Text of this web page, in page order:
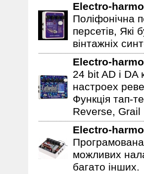
Electro-
Поліфонічна
персетів, Які
вінтажніх
Electro-
24 bit AD і
настроех
Функція тап-
Reverse, Grail
Electro-
можливих
багато інших.